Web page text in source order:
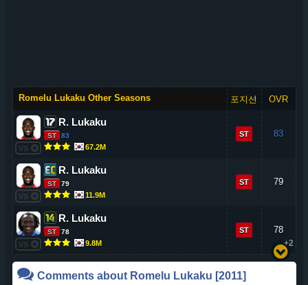
Romelu Lukaku Other Seasons 포지션 OVR
VS
R. Lukaku
ST 83
67.2M
ST 83
VS
R. Lukaku
ST 79
11.9M
ST 79
VS
R. Lukaku
ST 78
9.8M
ST
78
+2
Comments about Romelu Lukaku [2011]